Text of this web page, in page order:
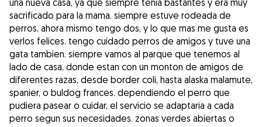
una nueva casa, ya que siempre tenia bastantes y era muy
sacrificado para la mama. siempre estuve rodeada de
perros, ahora mismo tengo dos, y lo que mas me gusta es
verlos felices. tengo cuidado perros de amigos y tuve una
gata tambien. siempre vamos al parque que tenemos al
lado de casa, donde estan con un monton de amigos de
diferentes razas, desde border coli, hasta alaska malamute,
spanier, o buldog frances. dependiendo el perro que
pudiera pasear o cuidar, el servicio se adaptaria a cada
perro segun sus necesidades. zonas verdes abiertas o